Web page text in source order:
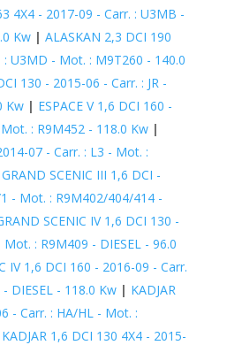
4X4 - 2017-09 - Carr. : U3MB -
Kw| ALASKAN 2,3 DCI 190
: U3MD - Mot. : M9T260 - 140.0
130 - 2015-06 - Carr. : JR -
Kw| ESPACE V 1,6 DCI 160 -
: R9M452 - 118.0 Kw|
07 - Carr. : L3 - Mot. :
GRAND SCENIC III 1,6 DCI -
- Mot. : R9M402/404/414 -
SCENIC IV 1,6 DCI 130 -
: R9M409 - DIESEL - 96.0
IV 1,6 DCI 160 - 2016-09 - Carr.
DIESEL - 118.0 Kw| KADJAR
- Carr. : HA/HL - Mot. :
KADJAR 1,6 DCI 130 4X4 - 2015-